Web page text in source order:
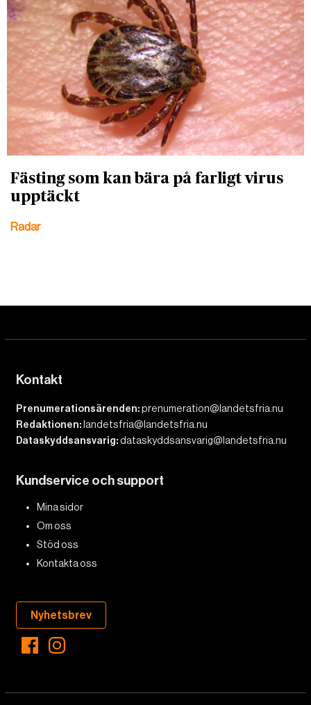
Fästing som kan bära på farligt virus
upptäckt
Radar
Kontakt
Prenumerationsärenden:prenumeration@landetsfria.nu
Redaktionen: landetsfria@landetsfria.nu
Dataskyddsansvarig:dataskyddsansvarig@landetsfria.nu
Kundservice och support
Mina sidor
Om oss
Stöd oss
Kontakta oss
Nyhetsbrev